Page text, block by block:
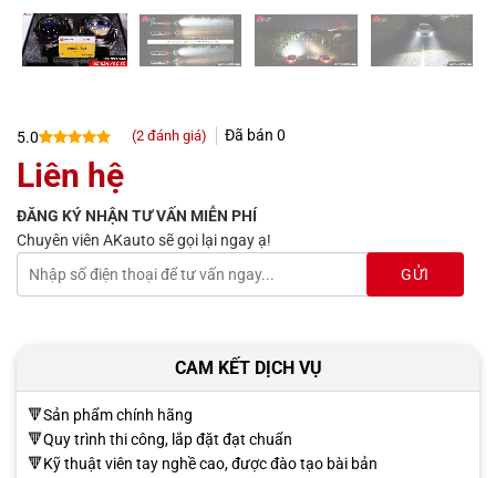
5.0
5.0
trên 5
dựa trên
2
(2đánh giá) Đã bán 0
Liên hệ
ĐĂNG KÝ NHẬN TƯ VẤN MIỄN PHÍ
Chuyên viên AKauto sẽ gọi lại ngay ạ!
CAM KẾT DỊCH VỤ
🔻Sản phẩm chính hãng
🔻Quy trình thi công, lắp đặt đạt chuẩn
🔻Kỹ thuật viên tay nghề cao, được đào tạo bài bản